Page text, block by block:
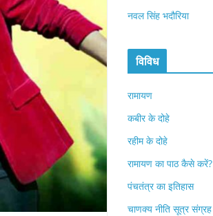
नवल सिंह भदौरिया
विविध
रामायण
कबीर के दोहे
रहीम के दोहे
रामायण का पाठ कैसे करें?
पंचतंत्र का इतिहास
चाणक्य नीति सूत्र संग्रह